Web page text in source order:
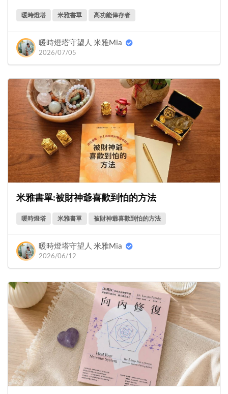
暖時燈塔 米雅書單 高功能倖存者
暖時燈塔守望人 米雅Mia
2026/07/05
米雅書單:被財神爺喜歡到怕的方法
暖時燈塔 米雅書單 被財神爺喜歡到怕的方法
暖時燈塔守望人 米雅Mia
2026/06/12